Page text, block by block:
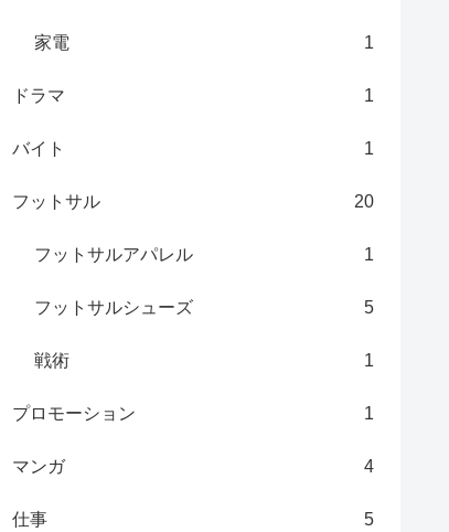
家電 1
ドラマ 1
バイト 1
フットサル 20
フットサルアパレル 1
フットサルシューズ 5
戦術 1
プロモーション 1
マンガ 4
仕事 5